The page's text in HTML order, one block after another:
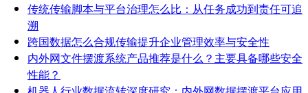
传统传输脚本与平台治理怎么比：从任务成功到责任可追
溯
跨国数据怎么合规传输提升企业管理效率与安全性
内外网文件摆渡系统产品推荐是什么？主要具备哪些安全
性能？